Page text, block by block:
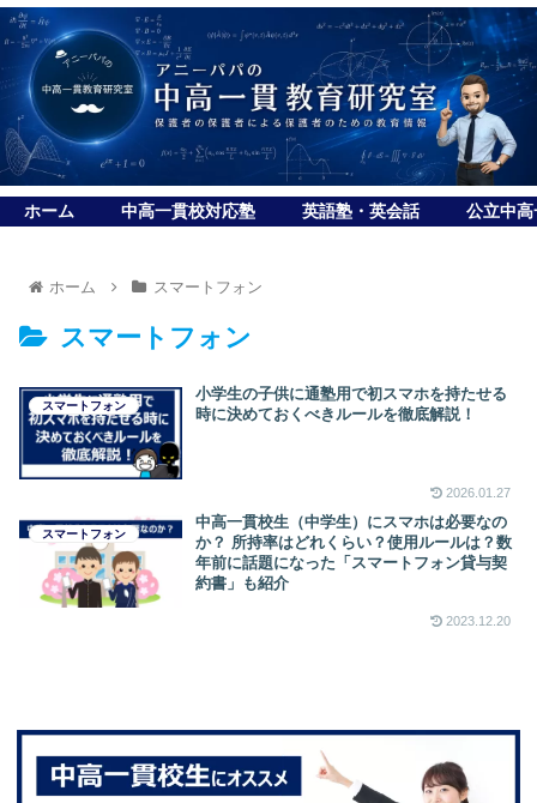
ホーム 中高一貫校対応塾 英語塾・英会話 公立中
ホーム スマートフォン
スマートフォン
スマートフォン
小学生の子供に通塾用で初スマホを持たせる
時に決めておくべきルールを徹底解説！
2026.01.27
スマートフォン
中高一貫校生（中学生）にスマホは必要なの
か？ 所持率はどれくらい？使用ルールは？数
年前に話題になった「スマートフォン貸与契
約書」も紹介
2023.12.20